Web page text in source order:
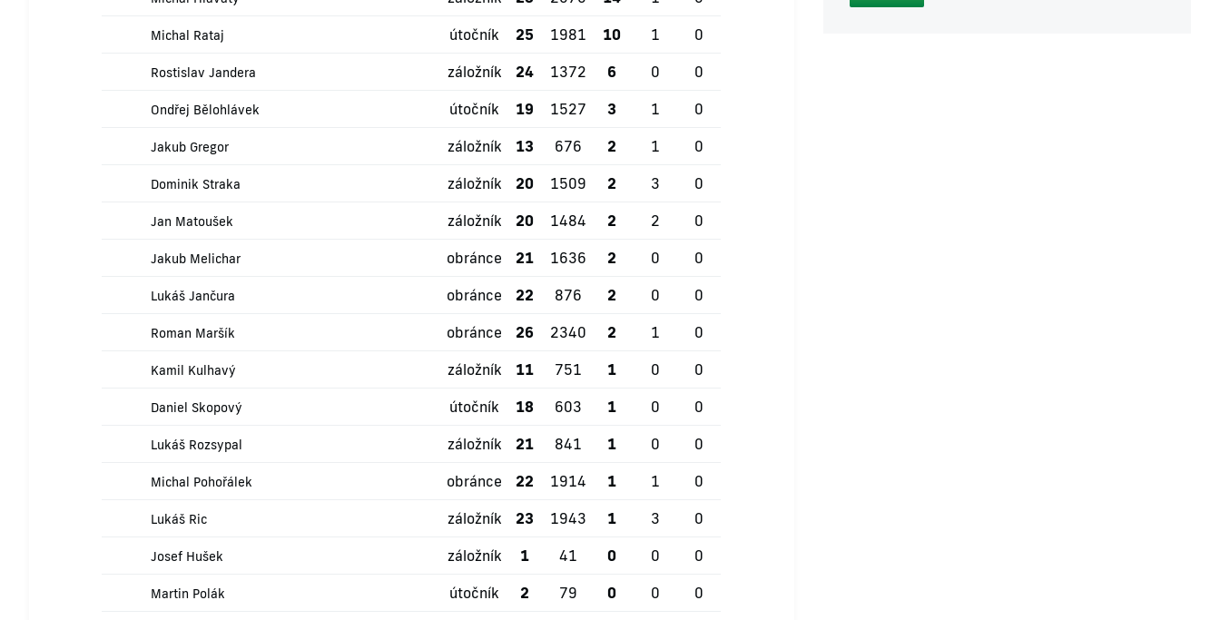
Michal Rataj útočník 25 1981 10 1 0
Rostislav Jandera záložník 24 1372 6 0 0
Ondřej Bělohlávek útočník 19 1527 3 1 0
Jakub Gregor záložník 13 676 2 1 0
Dominik Straka záložník 20 1509 2 3 0
Jan Matoušek záložník 20 1484 2 2 0
Jakub Melichar obránce 21 1636 2 0 0
Lukáš Jančura obránce 22 876 2 0 0
Roman Maršík obránce 26 2340 2 1 0
Kamil Kulhavý záložník 11 751 1 0 0
Daniel Skopový útočník 18 603 1 0 0
Lukáš Rozsypal záložník 21 841 1 0 0
Michal Pohořálek obránce 22 1914 1 1 0
Lukáš Ric záložník 23 1943 1 3 0
Josef Hušek záložník 1 41 0 0 0
Martin Polák útočník 2 79 0 0 0